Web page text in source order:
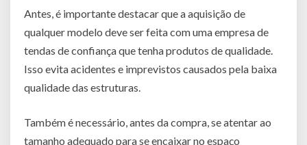
Antes, é importante destacar que a aquisição de
qualquer modelo deve ser feita com uma empresa de
tendas de confiança que tenha produtos de qualidade.
Isso evita acidentes e imprevistos causados pela baixa
qualidade das estruturas.
Também é necessário, antes da compra, se atentar ao
tamanho adequado para se encaixar no espaço